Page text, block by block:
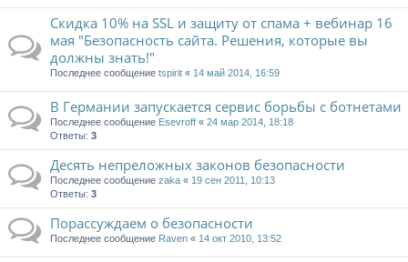
Скидка 10% на SSL и защиту от спама + вебинар 16
мая "Безопасность сайта. Решения, которые вы
должны знать!"
Последнее сообщение tspirit « 14 май 2014, 16:59
В Германии запускается сервис борьбы с ботнетами
Последнее сообщение Esevroff « 24 мар 2014, 18:18
Ответы: 3
Десять непреложных законов безопасности
Последнее сообщение zaka « 19 сен 2011, 10:13
Ответы: 3
Порассуждаем о безопасности
Последнее сообщение Raven « 14 окт 2010, 13:52